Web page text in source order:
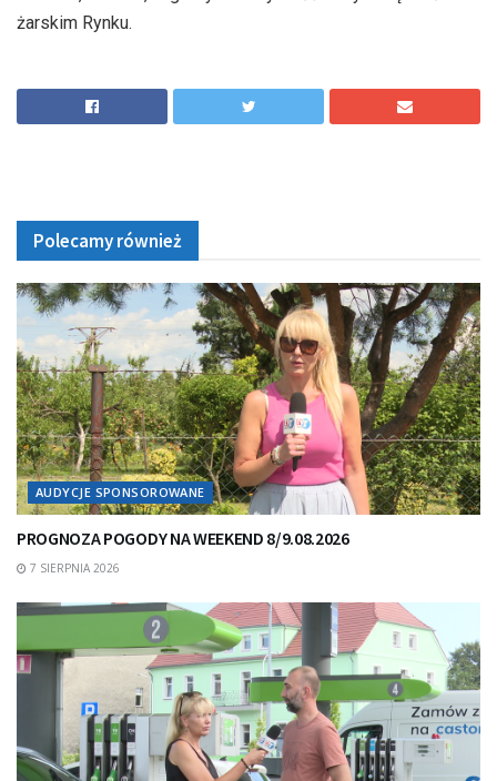
żarskim Rynku.
Polecamy również
AUDYCJE SPONSOROWANE
PROGNOZA POGODY NA WEEKEND 8/9.08.2026
7 SIERPNIA 2026